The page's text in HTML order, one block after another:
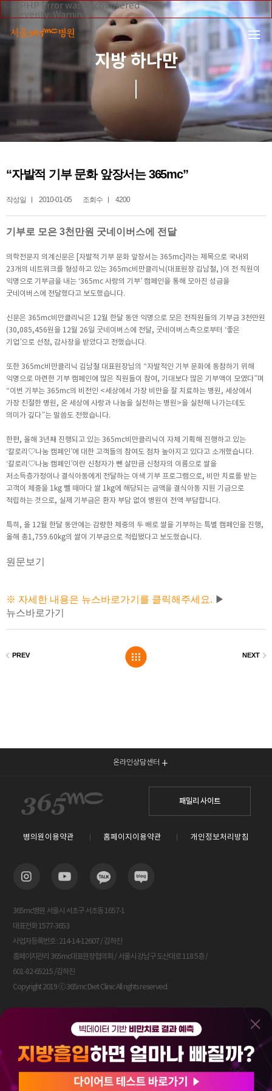
A PHP Error was encountered
Severity: Warning
Message: Invalid argument supplied for foreach()
Filename: _inc/header_body.php
Line Number: 108
Backtrace:
/home/suction/public_html/application/views/mobile/
Line: 108
Function: _error_handler
/home/suction/public_html/application/views/mobile/
Function: include
File:
/home/suction/public_html/application/core/
File:
/home/suction/public_html/application/controllers/
Function: view_print
File: /home/suction/public_html/index.php
Line: 327
Function: require_once
본문 바로가기
지방 하나만
“자발적 기부 문화 앞장서는 365mc”
작성일 2010-01-05 조회수 4200
기부로 모은 3천만원 굿네이버스에 전달
의학전문지 의계신문은 [자발적 기부 문화 앞장서는 365mc]라는 제목으로 국내외
23개의 네트워크를 형성하고 있는 365mc비만클리닉(대표원장 김남철, )이 전 직원이
익명으로 기부금을 내는 ‘365mc 사랑의 기부’ 캠페인을 통해 모아진 성금을
굿네이버스에 전달했다고 보도했습니다.
신문은 365mc비만클리닉은 12월 한달 동안 익명으로 모은 전직원들의 기부금 3천만원
(30,085,456원을 12월 26일 굿네이버스에 전달, 굿네이버스측으로부터 ‘좋은
기업’으로 선정, 감사장을 받았다고 전했습니다.
또한 365mc비만클리닉 김남철 대표원장님의 “자발적인 기부 문화에 동참하기 위해
익명으로 마련한 기부 캠페인에 많은 직원들이 참여, 기대보다 많은 기부액이 모였다”며
“이번 기부는 365mc의 비전인 <세상에서 가장 비만을 잘 치료하는 병원, 세상에서
가장 친절한 병원, 온 세상에 사랑과 나눔을 실천하는 병원>을 실천해 나가는데도
의미가 깊다”는 말씀도 전했습니다.
한편, 올해 3년째 진행되고 있는 365mc비만클리닉이 자체 기획해 진행하고 있는
‘칼로리♡나눔 캠페인’에 대한 고객들의 참여도 점차 높아지고 있다고 소개했습니다.
‘칼로리♡나눔 캠페인’이란 신청자가 뺀 살만큼 신청자의 이름으로 쌀을
저소득층가정이나 결식아동에게 전달하는 이색 기부 프로그램으로, 비만 치료를 받는
고객이 체중을 1kg 뺄 때마다 쌀 1kg에 해당되는 금액을 결식아동 지원 기금으로
적립하는 것으로, 실제 기부금은 환자 부담 없이 병원이 전액 부담합니다.
특히, 올 12월 한달 동안에는 감량한 체중의 두 배로 쌀을 기부하는 특별 캠페인을 진행,
올해 총1,759.60kg의 쌀이 기부금으로 적립됐다고 보도했습니다.
원문보기
※ 자세한 내용은 뉴스바로가기를 클릭해주세요. ▶
뉴스바로가기
온라인상담센터
패밀리 사이트
병의원이용약관 홈페이지이용약관 개인정보처리방침
365mc병원 서울시 서초구 서초동 1657-1
대표전화 1577-3653
사업자등록번호 : 214-14-12607 / 김하진
홈페이지관리 365mc대표원장협의회 / 서울시 강남구 도산대로 118 5층 /
601-82-65215 /김하진
Copyright 2019 ⓒ 365mc Diet Clinic All rights reserved.